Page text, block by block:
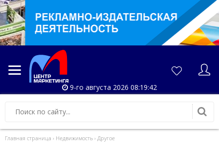
9-го августа 2026 08:19:42
Главная страница › Недвижимость › Другое